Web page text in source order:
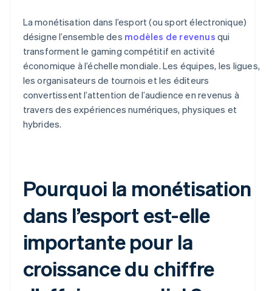
La monétisation dans l’esport (ou sport électronique)
désigne l’ensemble des modèles de revenus qui
transforment le gaming compétitif en activité
économique à l’échelle mondiale. Les équipes, les ligues,
les organisateurs de tournois et les éditeurs
convertissent l’attention de l’audience en revenus à
travers des expériences numériques, physiques et
hybrides.
Pourquoi la monétisation
dans l’esport est-elle
importante pour la
croissance du chiffre